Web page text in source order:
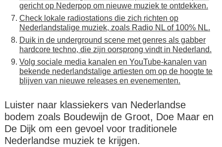
gericht op Nederpop om nieuwe muziek te ontdekken.
Check lokale radiostations die zich richten op
Nederlandstalige muziek, zoals Radio NL of 100% NL.
Duik in de underground scene met genres als gabber
hardcore techno, die zijn oorsprong vindt in Nederland.
Volg sociale media kanalen en YouTube-kanalen van
bekende nederlandstalige artiesten om op de hoogte te
blijven van nieuwe releases en evenementen.
Luister naar klassiekers van Nederlandse
bodem zoals Boudewijn de Groot, Doe Maar en
De Dijk om een gevoel voor traditionele
Nederlandse muziek te krijgen.